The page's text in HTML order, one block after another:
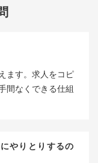
ます。求人をコピ
間なくできる仕組
やりとりするの